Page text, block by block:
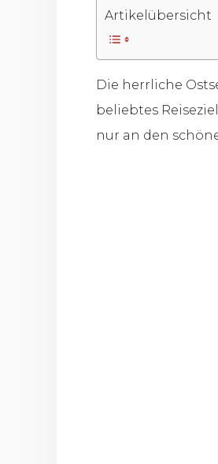
Artikelübersicht
Die herrliche
beliebtes
nur an den